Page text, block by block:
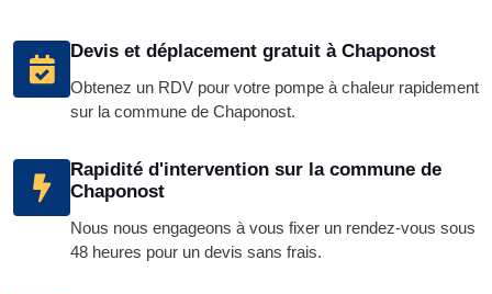
Devis et déplacement gratuit à Chaponost
Obtenez un RDV pour votre pompe à chaleur rapidement
sur la commune de Chaponost.
Rapidité d'intervention sur la commune de
Chaponost
Nous nous engageons à vous fixer un rendez-vous sous
48 heures pour un devis sans frais.